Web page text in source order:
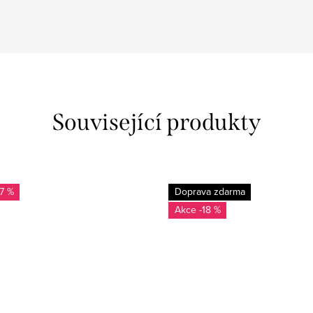
Související produkty
%
Doprava zdarma
-18 %